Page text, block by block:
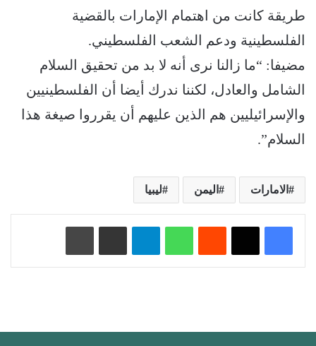
طريقة كانت من اهتمام الإمارات بالقضية
الفلسطينية ودعم الشعب الفلسطيني.
مضيفا: “ما زالنا نرى أنه لا بد من تحقيق السلام
الشامل والعادل، لكننا ندرك أيضا أن الفلسطينيين
والإسرائيليين هم الذين عليهم أن يقرروا صيغة هذا
السلام”.
الامارات اليمن ليبيا
واتساب تيلقرام